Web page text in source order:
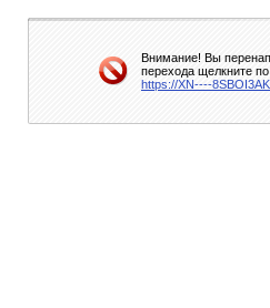
Внимание! Вы
перехода щелкните
https://XN----